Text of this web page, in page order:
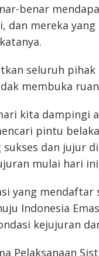
benar
dan mereka
seluruh
membuka
kita dampingi
pintu
dan jujur
mulai hari
yang
Indonesia
kejujuran
Pelaksanaan